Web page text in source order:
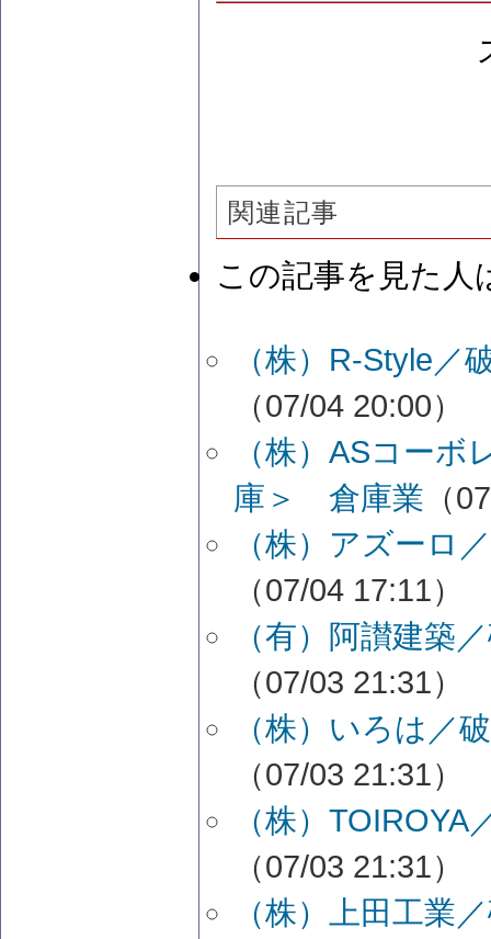
関連記事
この記事を見た人
（株）R-Style
（07/04 20:00）
（株）ASコー
庫＞ 倉庫業 （
（株）アズーロ
（07/04 17:11）
（有）阿讃建築
（07/03 21:31）
（株）いろは／
（07/03 21:31）
（株）
（07/03 21:31）
（株）上田工業